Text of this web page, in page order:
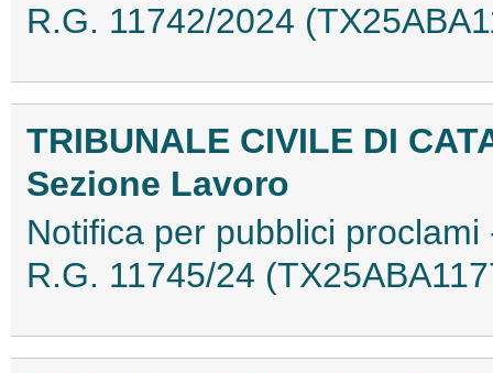
R.G. 11742/2024
TRIBUNALE CIVILE DI
Sezione Lavoro
Notifica per pubblici
R.G. 11745/24